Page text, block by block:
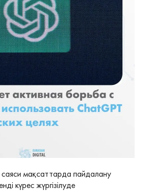
мақсаттарда пайдалану
күрес жүргізілуде